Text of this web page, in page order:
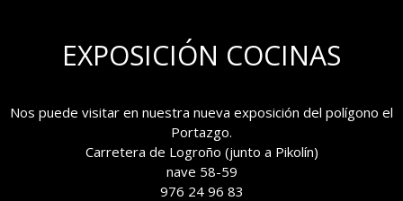
EXPOSICIÓN COCINAS
Nos puede visitar en nuestra nueva exposición del polígono el
Portazgo.
Carretera de Logroño (junto a Pikolín)
nave 58-59
976 24 96 83